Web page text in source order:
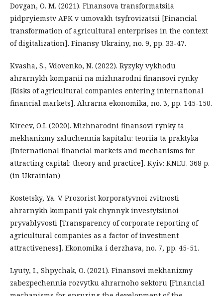
Dovgan, O. M. (2021). Finansova transformatsiia
pidpryiemstv APK v umovakh tsyfrovizatsii [Financial
transformation of agricultural enterprises in the context
of digitalization]. Finansy Ukrainy, no. 9, pp. 33-47.
Kvasha, S., Vdovenko, N. (2022). Ryzyky vykhodu
ahrarnykh kompanii na mizhnarodni finansovi rynky
[Risks of agricultural companies entering international
financial markets]. Ahrarna ekonomika, no. 3, pp. 145-150.
Kireev, O.I. (2020). Mizhnarodni finansovi rynky ta
mekhanizmy zaluchennia kapitalu: teoriia ta praktyka
[International financial markets and mechanisms for
attracting capital: theory and practice]. Kyiv: KNEU. 368 p.
(in Ukrainian)
Kostetsky, Ya. V. Prozorist korporatyvnoi zvitnosti
ahrarnykh kompanii yak chynnyk investytsiinoi
pryvablyvosti [Transparency of corporate reporting of
agricultural companies as a factor of investment
attractiveness]. Ekonomika i derzhava, no. 7, pp. 45-51.
Lyuty, I., Shpychak, O. (2021). Finansovi mekhanizmy
zabezpechennia rozvytku ahrarnoho sektoru [Financial